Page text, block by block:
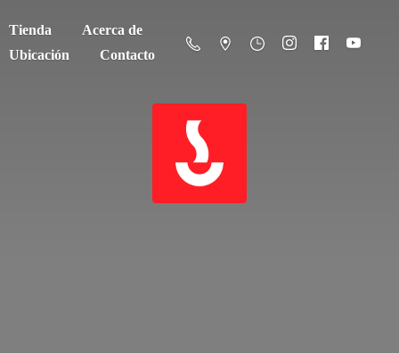
Tienda
Acerca de
Ubicación
Contacto